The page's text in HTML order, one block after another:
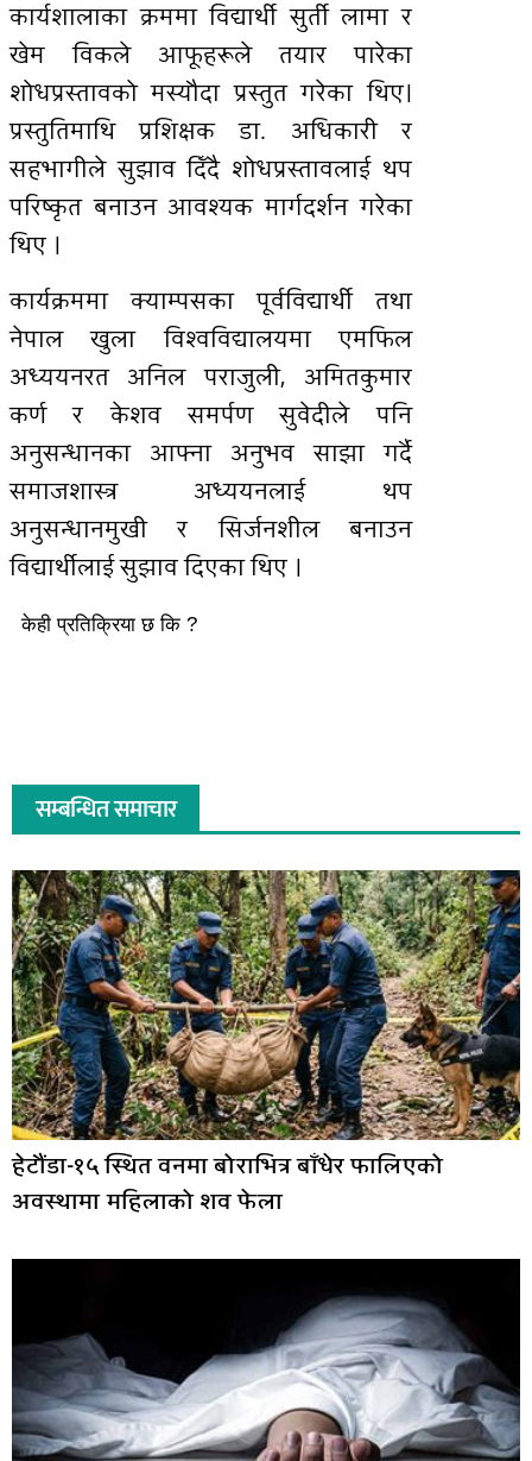
कार्यशालाका क्रममा विद्यार्थी सुर्ती लामा र
खेम विकले आफूहरूले तयार पारेका
शोधप्रस्तावको मस्यौदा प्रस्तुत गरेका थिए।
प्रस्तुतिमाथि प्रशिक्षक डा. अधिकारी र
सहभागीले सुझाव दिँदै शोधप्रस्तावलाई थप
परिष्कृत बनाउन आवश्यक मार्गदर्शन गरेका
थिए ।
कार्यक्रममा क्याम्पसका पूर्वविद्यार्थी तथा
नेपाल खुला विश्वविद्यालयमा एमफिल
अध्ययनरत अनिल पराजुली, अमितकुमार
कर्ण र केशव समर्पण सुवेदीले पनि
अनुसन्धानका आफ्ना अनुभव साझा गर्दै
समाजशास्त्र अध्ययनलाई थप
अनुसन्धानमुखी र सिर्जनशील बनाउन
विद्यार्थीलाई सुझाव दिएका थिए ।
केही प्रतिक्रिया छ कि ?
सम्बन्धित समाचार
हेटौंडा-१५ स्थित वनमा बोराभित्र बाँधेर फालिएको
अवस्थामा महिलाको शव फेला